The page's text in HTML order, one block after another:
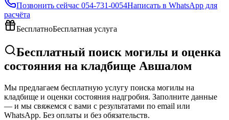
Позвонить сейчас 054-731-0054Написать в WhatsApp для
расчёта
БесплатноБесплатная услуга
Бесплатный поиск могилы и оценка
состояния на кладбище Авшалом
Мы предлагаем бесплатную услугу поиска могилы на
кладбище и оценки состояния надгробия. Заполните данные
— и мы свяжемся с вами с результатами по email или
WhatsApp. Без оплаты и без обязательств.